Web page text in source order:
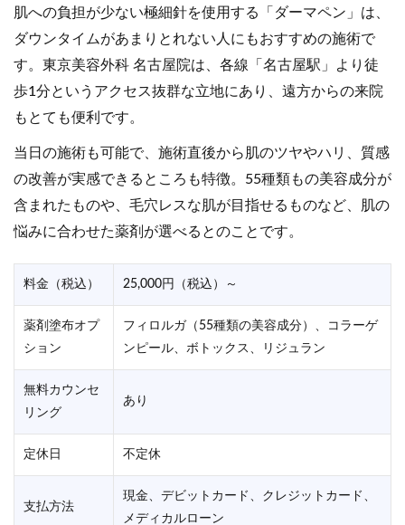
肌への負担が少ない極細針を使用する「ダーマペン」は、
ダウンタイムがあまりとれない人にもおすすめの施術で
す。東京美容外科 名古屋院は、各線「名古屋駅」より徒
歩1分というアクセス抜群な立地にあり、遠方からの来院
もとても便利です。
当日の施術も可能で、施術直後から肌のツヤやハリ、質感
の改善が実感できるところも特徴。55種類もの美容成分が
含まれたものや、毛穴レスな肌が目指せるものなど、肌の
悩みに合わせた薬剤が選べるとのことです。
料金（税込） 25,000円（税込）～
薬剤塗布オプ
ション
フィロルガ（55種類の美容成分）、コラーゲ
ンピール、ボトックス、リジュラン
無料カウンセ
リング
あり
定休日 不定休
支払方法
現金、デビットカード、クレジットカード、
メディカルローン